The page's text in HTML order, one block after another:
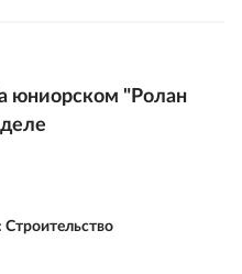
юниорском "Ролан
Строительство